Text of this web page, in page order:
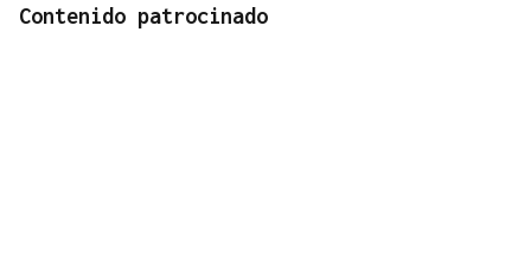
Contenido patrocinado